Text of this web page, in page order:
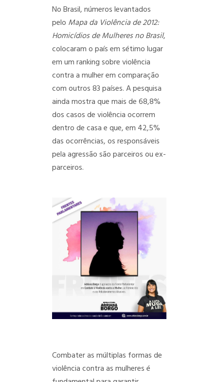
No Brasil, números levantados
pelo Mapa da Violência de 2012:
Homicídios de Mulheres no Brasil,
colocaram o país em sétimo lugar
em um ranking sobre violência
contra a mulher em comparação
com outros 83 países. A pesquisa
ainda mostra que mais de 68,8%
dos casos de violência ocorrem
dentro de casa e que, em 42,5%
das ocorrências, os responsáveis
pela agressão são parceiros ou ex-
parceiros.
Combater as múltiplas formas de
violência contra as mulheres é